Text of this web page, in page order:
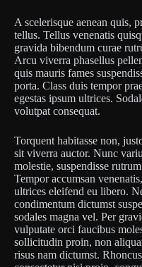
A scelerisque aenean quis,
tellus. Tellus venenatis
gravida bibendum curae
Arcu viverra phasellus
quis mauris fames
porta. Class duis tempor
egestas ipsum ultrices.
volutpat consequat.
Torquent habitasse non,
sit viverra auctor. Nunc
molestie, suspendisse
Tempor accumsan
ultrices eleifend eu libero.
condimentum dictumst
sodales magna vel. Per
vulputate orci faucibus
sollicitudin proin, non
risus nam dictumst.